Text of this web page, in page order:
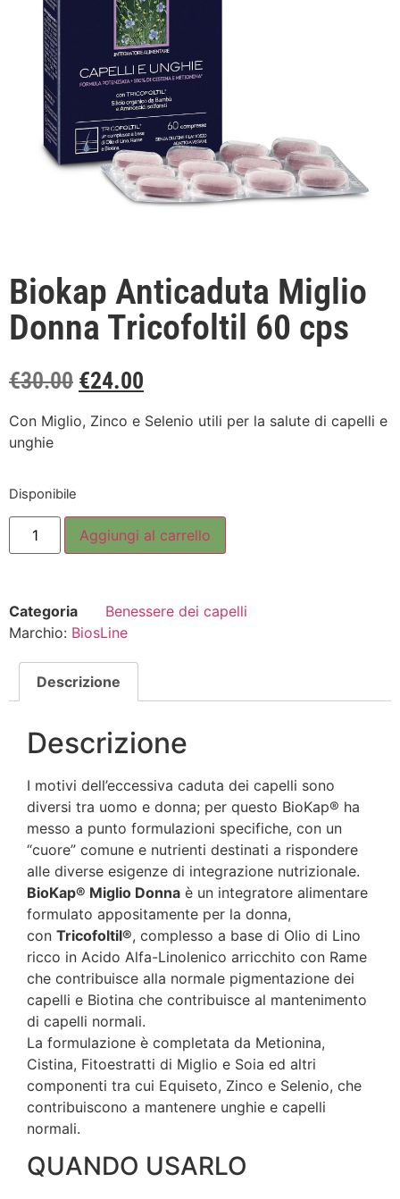
Biokap Anticaduta Miglio
Donna Tricofoltil 60 cps
€30.00 €24.00
Con Miglio, Zinco e Selenio utili per la salute di capelli e
unghie
Disponibile
Aggiungi al carrello
Categoria
Benessere dei capelli
Marchio: BiosLine
Descrizione
Descrizione
I motivi dell’eccessiva caduta dei capelli sono
diversi tra uomo e donna; per questo BioKap® ha
messo a punto formulazioni specifiche, con un
“cuore” comune e nutrienti destinati a rispondere
alle diverse esigenze di integrazione nutrizionale.
BioKap® Miglio Donna è un integratore alimentare
formulato appositamente per la donna,
con Tricofoltil®, complesso a base di Olio di Lino
ricco in Acido Alfa-Linolenico arricchito con Rame
che contribuisce alla normale pigmentazione dei
capelli e Biotina che contribuisce al mantenimento
di capelli normali.
La formulazione è completata da Metionina,
Cistina, Fitoestratti di Miglio e Soia ed altri
componenti tra cui Equiseto, Zinco e Selenio, che
contribuiscono a mantenere unghie e capelli
normali.
QUANDO USARLO